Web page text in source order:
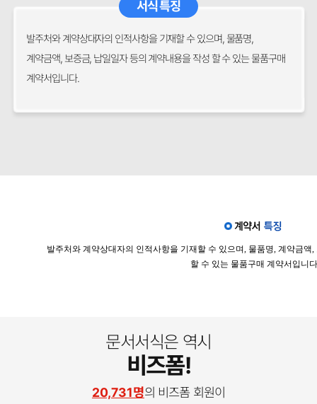
서식 특징
발주처와 계약상대자의 인적사항을 기재할 수 있으며, 물품명,
계약금액, 보증금, 납일일자 등의 계약내용을 작성 할 수 있는 물품구매
계약서입니다.
발주처와 계약상대자의 인적사항을 기재할 수 있으며, 물품명, 계약금
할 수 있는 물품구매 계약서입니
문서서식은 역시
비즈폼!
20,731명의 비즈폼 회원이